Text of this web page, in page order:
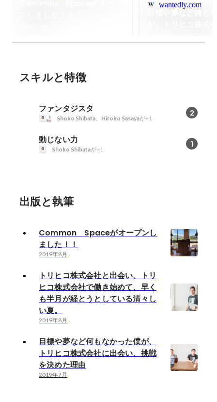
wantedly.com
スキルと特徴
ファンタジスタ 2
Shoko Shibata、 Hiroko Sasayaが+1
動じない力 1
Shoko Shibataが+1
出版と執筆
Common Spaceがオープンし
ました！！
2019年8月
トリヒコ株式会社と出会い、トリ
ヒコ株式会社で働き始めて、早く
も半月が経とうとしている清々し
い夏。
2019年8月
目標や夢など何もなかった僕が、
トリヒコ株式会社に出会い、挑戦
を決めた理由
2019年7月